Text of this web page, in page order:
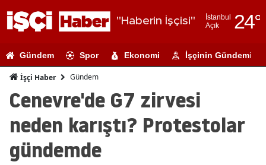
"Haberin İşçisi"
İstanbul
Açık
24°
Adıyaman
Amasya
Gündem Spor Ekonomi İşçinin Gündemi
İşçi Haber Gündem
Cenevre'de G7 zirvesi
neden karıştı? Protestolar
gündemde